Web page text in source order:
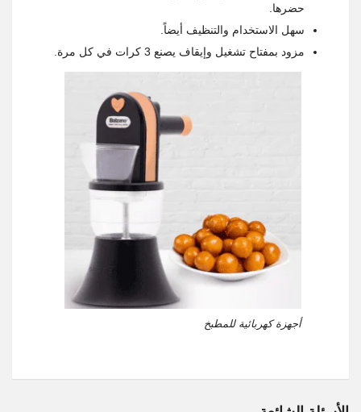
حضرها.
سهل الاستخدام والتنظيف أيضاً.
مزود بمفتاح تشغيل وإيقاف يصنع 3 كرات في كل مرة.
أجهزة كهربائية للمطبخ